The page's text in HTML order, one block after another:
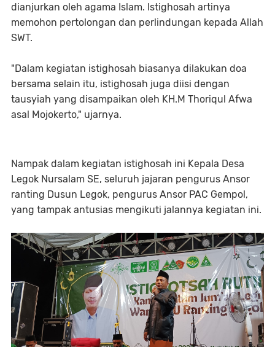
dianjurkan oleh agama Islam. Istighosah artinya
memohon pertolongan dan perlindungan kepada Allah
SWT.
"Dalam kegiatan istighosah biasanya dilakukan doa
bersama selain itu, istighosah juga diisi dengan
tausyiah yang disampaikan oleh KH.M Thoriqul Afwa
asal Mojokerto," ujarnya.
Nampak dalam kegiatan istighosah ini Kepala Desa
Legok Nursalam SE, seluruh jajaran pengurus Ansor
ranting Dusun Legok, pengurus Ansor PAC Gempol,
yang tampak antusias mengikuti jalannya kegiatan ini.